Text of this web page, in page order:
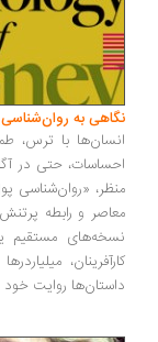
به روان‌شناسی پول |
با ترس، طمع،
حتی در آگاه‌ترین
«روان‌شناسی پول» بیش
و رابطه پرتنش او با
مستقیم یا
میلیاردرها
روایت خود را